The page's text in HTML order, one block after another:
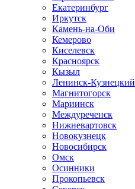
Екатеринбург
Иркутск
Камень-на-Оби
Кемерово
Киселевск
Красноярск
Кызыл
Ленинск-Кузнецкий
Магнитогорск
Мариинск
Междуреченск
Нижневартовск
Новокузнецк
Новосибирск
Омск
Осинники
Прокопьевск